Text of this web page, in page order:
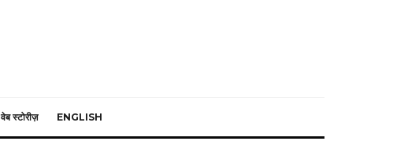
वेब स्टोरीज़ ENGLISH